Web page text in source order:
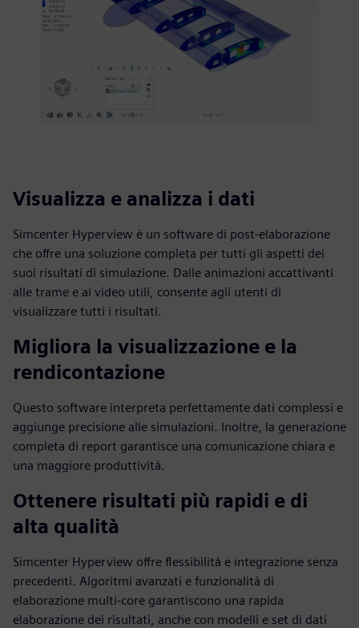
Visualizza e analizza i dati
Simcenter Hyperview è un software di post-elaborazione
che offre una soluzione completa per tutti gli aspetti dei
suoi risultati di simulazione. Dalle animazioni accattivanti
alle trame e ai video utili, consente agli utenti di
visualizzare tutti i risultati.
Migliora la visualizzazione e la
rendicontazione
Questo software interpreta perfettamente dati complessi e
aggiunge precisione alle simulazioni. Inoltre, la generazione
completa di report garantisce una comunicazione chiara e
una maggiore produttività.
Ottenere risultati più rapidi e di
alta qualità
Simcenter Hyperview offre flessibilità e integrazione senza
precedenti. Algoritmi avanzati e funzionalità di
elaborazione multi-core garantiscono una rapida
elaborazione dei risultati, anche con modelli e set di dati